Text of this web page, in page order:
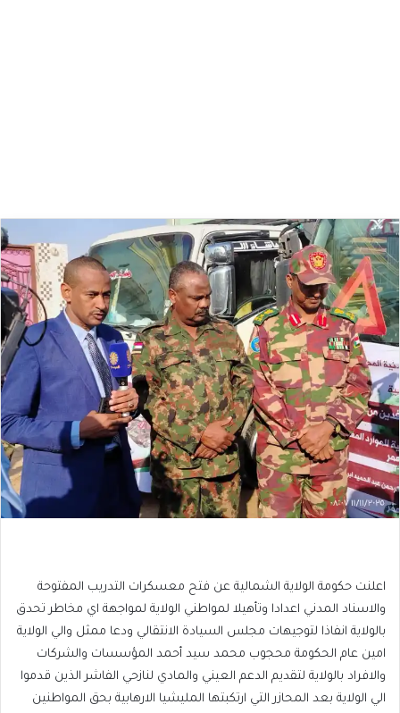
اعلنت حكومة الولاية الشمالية عن فتح معسكرات التدريب المفتوحة
والاسناد المدني اعدادا وتأهيلا لمواطني الولاية لمواجهة اي مخاطر تحدق
بالولاية انفاذا لتوجيهات مجلس السيادة الانتقالي ودعا ممثل والي الولاية
امين عام الحكومة محجوب محمد سيد أحمد المؤسسات والشركات
والافراد بالولاية لتقديم الدعم العيني والمادي لنازحي الفاشر الذين قدموا
الي الولاية بعد المحازر التي ارتكبتها المليشيا الارهابية بحق المواطنين